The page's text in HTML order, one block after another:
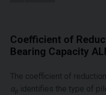
Coefficient of
Bearing Capacity
The coefficient of
αp identifies the type of